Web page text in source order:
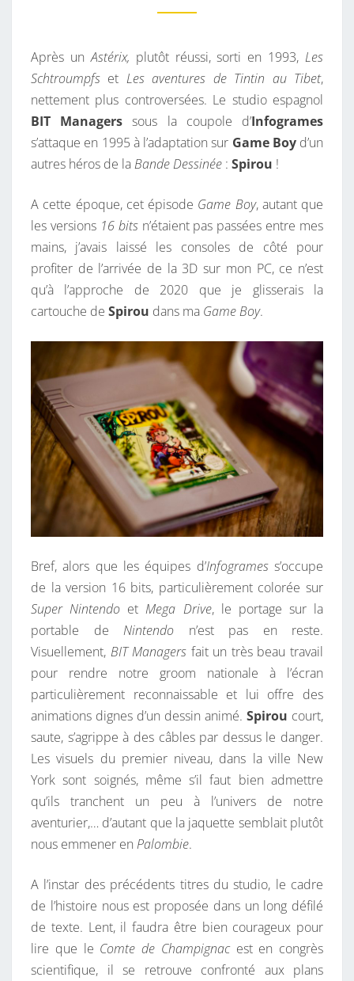
O
,
M
I
S
I
N
E
N
N
U
I
.
T
A
I
R
E
Après unAstérix, plutôt réussi, sorti en 1993, Les
Schtroumpfs et Les aventures de Tintin au Tibet,
nettement plus controversées. Le studio espagnol
BIT Managers sous la coupole d’Infogrames
s’attaque en 1995 à l’adaptation sur Game Boyd’un
autres héros de laBande Dessinée : Spirou !
A cette époque, cet épisode Game Boy, autant que
les versions 16 bitsn’étaient pas passées entre mes
mains, j’avais laissé les consoles de côté pour
profiter de l’arrivée de la 3D sur mon PC, ce n’est
qu’à l’approche de 2020 que je glisserais la
cartouche de Spirou dans ma Game Boy.
Bref, alors que les équipes d’Infogramess’occupe
de la version 16 bits, particulièrement colorée sur
Super Nintendo etMega Drive, le portage sur la
portable de Nintendo n’est pas en reste.
Visuellement, BIT Managers fait un très beau travail
pour rendre notre groom nationale à l’écran
particulièrement reconnaissable et lui offre des
animations dignes d’un dessin animé. Spirou court,
saute, s’agrippe à des câbles par dessus le danger.
Les visuels du premier niveau, dans la ville New
York sont soignés, même s’il faut bien admettre
qu’ils tranchent un peu à l’univers de notre
aventurier,… d’autant que la jaquette semblait plutôt
nous emmener en Palombie.
A l’instar des précédents titres du studio, le cadre
de l’histoire nous est proposée dans un long défilé
de texte. Lent, il faudra être bien courageux pour
lire que le Comte de Champignacest en congrès
scientifique, il se retrouve confronté aux plans